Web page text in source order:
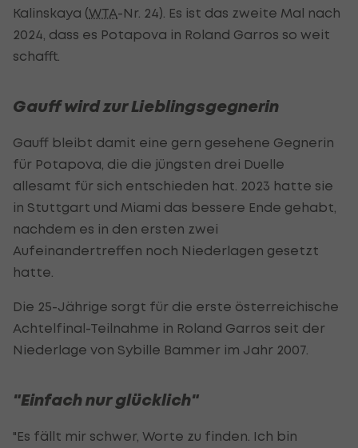
Kalinskaya (WTA-Nr. 24). Es ist das zweite Mal nach
2024, dass es Potapova in Roland Garros so weit
schafft.
Gauff wird zur Lieblingsgegnerin
Gauff bleibt damit eine gern gesehene Gegnerin
für Potapova, die die jüngsten drei Duelle
allesamt für sich entschieden hat. 2023 hatte sie
in Stuttgart und Miami das bessere Ende gehabt,
nachdem es in den ersten zwei
Aufeinandertreffen noch Niederlagen gesetzt
hatte.
Die 25-Jährige sorgt für die erste österreichische
Achtelfinal-Teilnahme in Roland Garros seit der
Niederlage von Sybille Bammer im Jahr 2007.
"Einfach nur glücklich"
"Es fällt mir schwer, Worte zu finden. Ich bin